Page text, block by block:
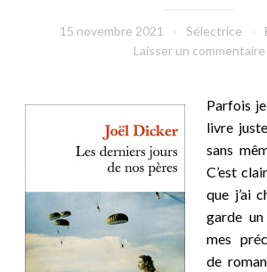
15 novembre 2021 Sélectrice
Laisser un commentaire
Parfois
livre
sans
C’est
que j’ai
garde
mes
de